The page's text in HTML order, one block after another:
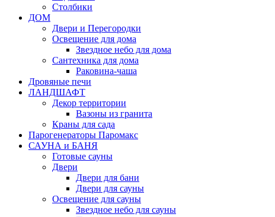
Столбики
ДОМ
Двери и Перегородки
Освещение для дома
Звездное небо для дома
Сантехника для дома
Раковина-чаша
Дровяные печи
ЛАНДШАФТ
Декор территории
Вазоны из гранита
Краны для сада
Парогенераторы Паромакс
САУНА и БАНЯ
Готовые сауны
Двери
Двери для бани
Двери для сауны
Освещение для сауны
Звездное небо для сауны